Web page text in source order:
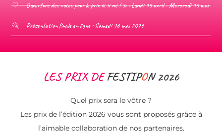
Ouverture des votes pour le prix « ii né ! » : Lundi 13 avril - Mercredi 13 mai
Présentation finale en ligne : Samedi 16 mai 2026
LES PRIX DE FESTIPON2026
Quel prix sera le vôtre ?
Les prix de l’édition 2026 vous sont proposés grâce à
l’aimable collaboration de nos partenaires.